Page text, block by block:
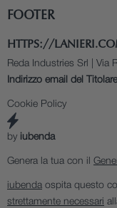
FOOTER
HTTPS://
Reda Industries Srl | Via
Indirizzo email del
Cookie Policy
by iubenda
Genera la tua con il
iubenda ospita questo
strettamente necessari